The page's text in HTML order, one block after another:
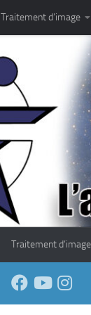
Traitement d’image
Traitement d’image